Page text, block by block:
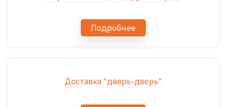
Подробнее
Доставка "дверь-дверь"